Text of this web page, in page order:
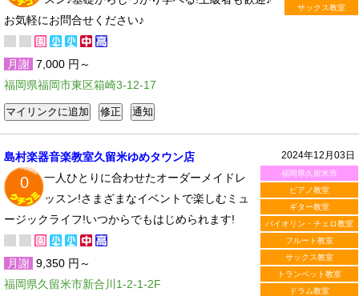
サックス教室
お気軽にお問合せください♪
月謝 7,000 円～
福岡県福岡市東区箱崎3-12-17
2024年12月03日
福岡県久留米市
ピアノ教室
ギター教室
バイオリン・チェロ教室
フルート教室
サックス教室
トランペット教室
ドラム教室
島村楽器音楽教室久留米ゆめタウン店
0
一人ひとりに合わせたオーダーメイドレ
ッスン!さまざまなイベントで楽しむミュ
ージックライフ!いつからでもはじめられます!
月謝 9,350 円～
福岡県久留米市新合川1-2-1-2F